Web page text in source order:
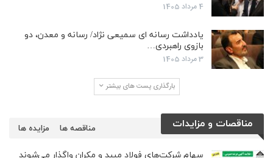
4 مرداد 1405
یادداشت رسانه ای سمیعی نژاد/ رسانه و معدن، دو
بازوی راهبردی…
3 مرداد 1405
بارگذاری پست های بیشتر
مناقصات و مزایدات مزایده ها مناقصه ها
سهام شرکت‌های فولاد میبد و مکران واگذار می‌شوند